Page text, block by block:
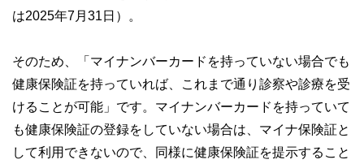
は2025年7月31日）。
そのため、「マイナンバーカードを持っていない場合でも
健康保険証を持っていれば、これまで通り診察や診療を受
けることが可能」です。マイナンバーカードを持っていて
も健康保険証の登録をしていない場合は、マイナ保険証と
して利用できないので、同様に健康保険証を提示すること